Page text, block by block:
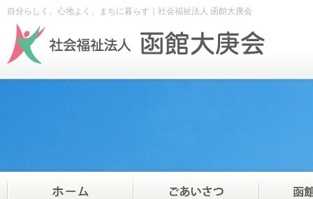
自分らしく、心地よく、まちに暮らす｜社会福祉法人 函館大庚会